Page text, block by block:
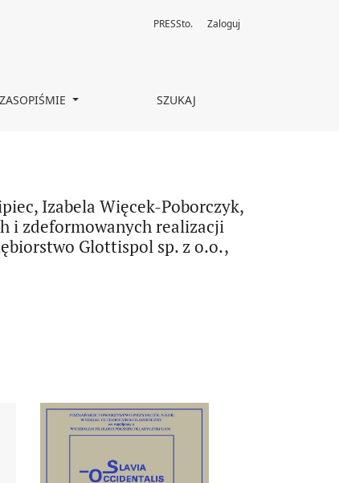
Golanowska, Alicja Malinowska, Znaki
SZUKAJ
PRESSto. Zaloguj
Izabela Więcek-Poborczyk,
i zdeformowanych realizacji
Glottispol sp. z o.o.,